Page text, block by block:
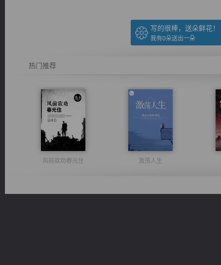
写的很棒，送朵鲜花！
我有0朵送出一朵
热门推荐
风前欲劝春光住 激荡人生